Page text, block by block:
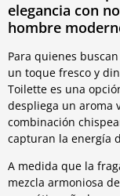
elegancia con
hombre
Para quienes
un toque fresco y
Toilette es una
despliega un aroma
combinación
capturan la energía
A medida que la
mezcla armoniosa